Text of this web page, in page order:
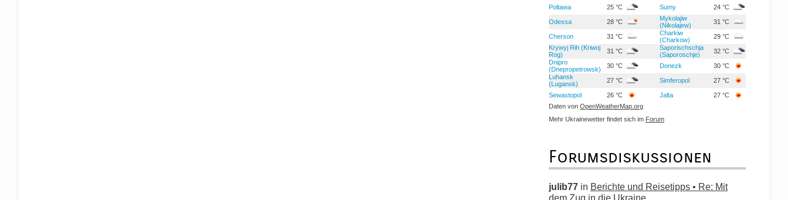
Poltawa 25 °C Sumy 24 °C
Odessa 28 °C
Mykolajiw
(Nikolajew)
31 °C
Cherson 31 °C
Charkiw
(Charkow)
29 °C
Krywyj Rih (Kriwoj
Rog)
31 °C
Saporischschja
(Saporoschje)
32 °C
Dnipro
(Dnepropetrowsk)
30 °C Donezk
30 °C
Luhansk
(Lugansk)
27 °C Simferopol 27 °C
Sewastopol 26 °C Jalta
27 °C
Daten von OpenWeatherMap.org
Mehr Ukrainewetter findet sich im Forum
Forumsdiskussionen
julib77 in Berichte und Reisetipps • Re: Mit
dem Zug in die Ukraine